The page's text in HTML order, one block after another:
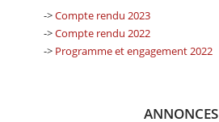
->Compte rendu 2023
->Compte rendu 2022
-> Programme et engagement 2022
ANNONCES